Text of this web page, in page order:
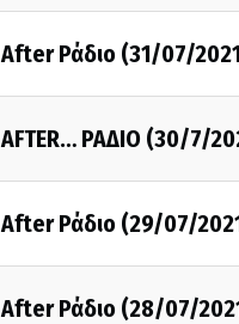
After Ράδιο (31/07/
AFTER… ΡΑΔΙΟ (30/7/
After Ράδιο (29/07/
After Ράδιο (28/07/